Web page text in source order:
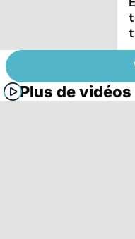
Plus de vidéos